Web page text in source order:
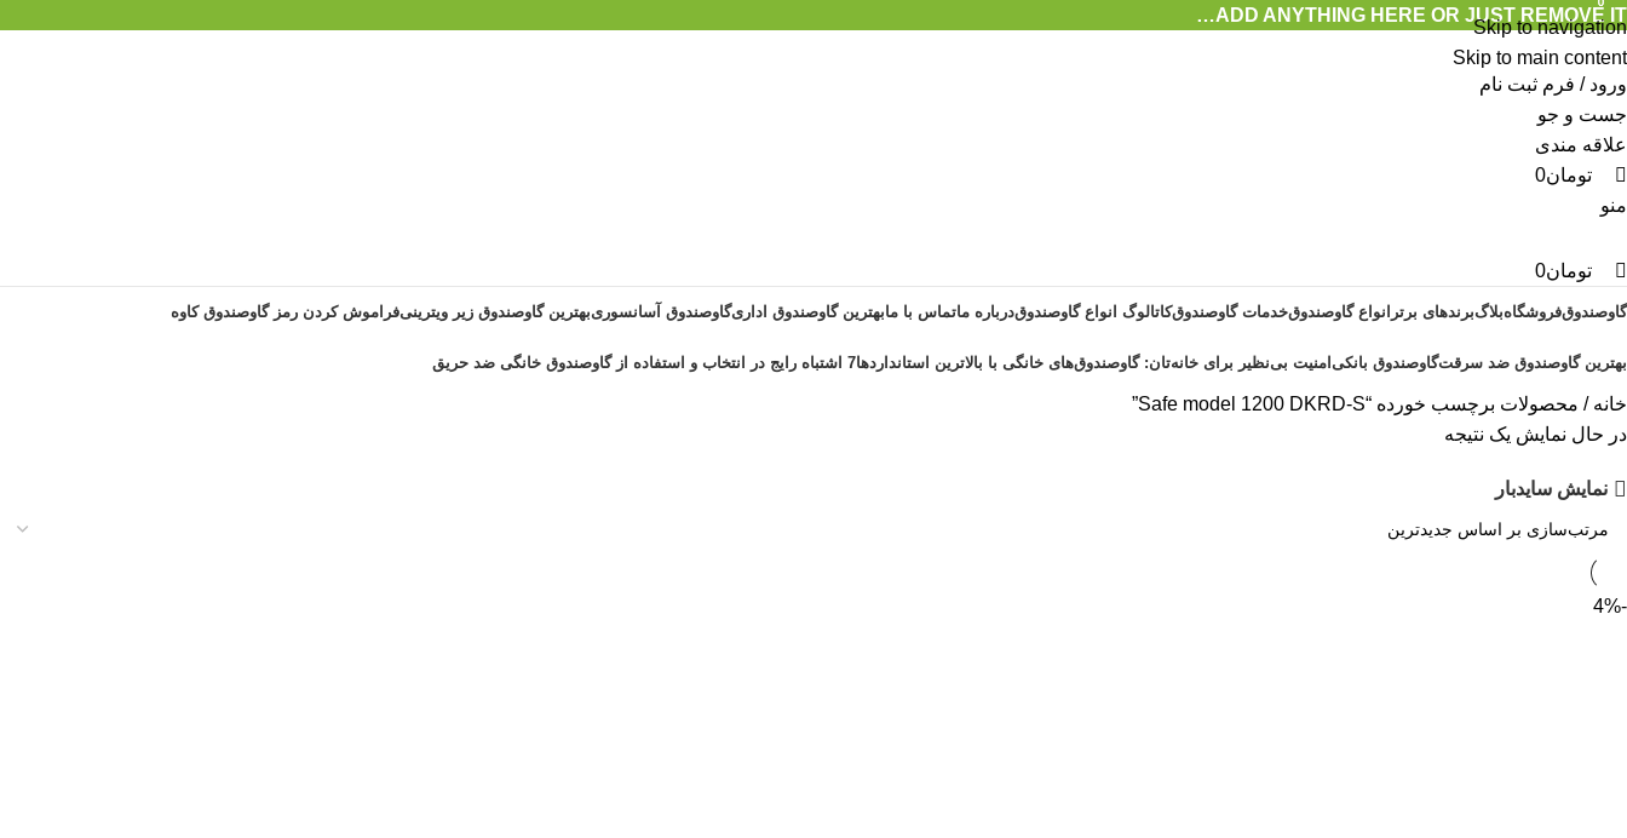
Skip to navigation
Skip to main content
ADD ANYTHING HERE OR JUST REMOVE IT…
ورود / فرم ثبت نام
جست و جو
علاقه مندی
0
تومان0
منو
0
تومان0
گاوصندوقفروشگاهبلاگبرندهای برتر انواع گاوصندوقخدمات گاوصندوقکاتالوگ انواع گاوصندوقدرباره ماتماس با مابهترین گاوصندوق اداریگاوصندوق آسانسوریبهترین گاوصندوق زیر ویترینیفراموش کردن رمز گاوصندوق کاوه
بهترین گاوصندوق ضد سرقتگاوصندوق بانکیامنیت بی‌نظیر برای خانه‌تان: گاوصندوق‌های خانگی با بالاترین استانداردها7 اشتباه رایج در انتخاب و استفاده از گاوصندوق خانگی ضد حریق
خانه محصولات برچسب خورده “Safe model 1200 DKRD-S”
در حال نمایش یک نتیجه
نمایش سایدبار
-4%
0